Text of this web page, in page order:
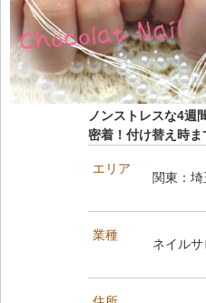
ノンストレスな4週
密着！付け替え時ま
エリア
関東：
業種
ネイルサ